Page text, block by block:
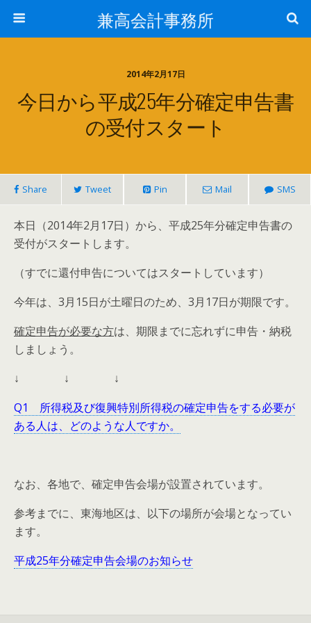
兼高会計事務所
2014年2月17日
今日から平成25年分確定申告書
の受付スタート
Share Tweet Pin Mail SMS
本日（2014年2月17日）から、平成25年分確定申告書の
受付がスタートします。
（すでに還付申告についてはスタートしています）
今年は、3月15日が土曜日のため、3月17日が期限です。
確定申告が必要な方は、期限までに忘れずに申告・納税
しましょう。
↓ ↓ ↓
Q1 所得税及び復興特別所得税の確定申告をする必要が
ある人は、どのような人ですか。
なお、各地で、確定申告会場が設置されています。
参考までに、東海地区は、以下の場所が会場となってい
ます。
平成25年分確定申告会場のお知らせ